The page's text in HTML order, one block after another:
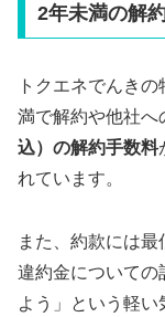
2年未満の解
トクエネでんき
満で解約や他社へ
込）の解約手数料
れています。
また、約款には
違約金についての
よう」という軽